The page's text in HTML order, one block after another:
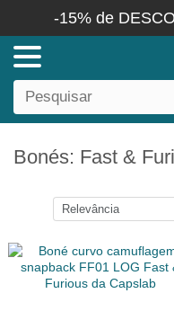
-15% de
Bonés: Fast &